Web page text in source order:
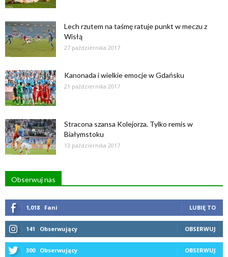
Lech rzutem na taśmę ratuje punkt w meczu z
Wisłą
27 października 2017
Kanonada i wielkie emocje w Gdańsku
21 października 2017
Stracona szansa Kolejorza. Tylko remis w
Białymstoku
13 października 2017
Obserwuj nas
1,018 Fani LUBIĘ TO
141 Obserwujący OBSERWUJ
300 Obserwujący OBSERWUJ